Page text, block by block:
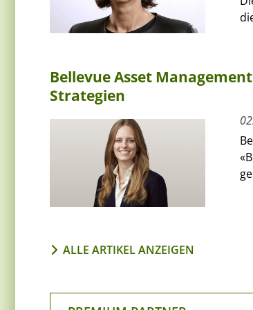
Bellevue Asset
Strategien
ALLE ARTIKEL ANZEIGEN